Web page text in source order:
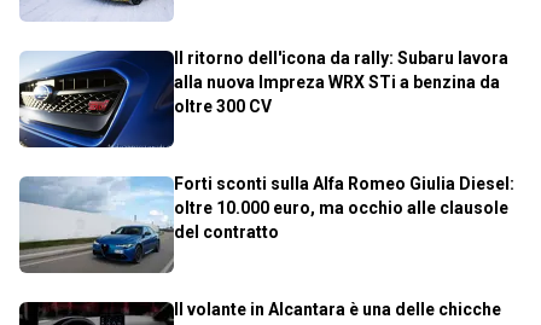
Il ritorno dell'icona da rally: Subaru lavora
alla nuova Impreza WRX STi a benzina da
oltre 300 CV
Forti sconti sulla Alfa Romeo Giulia Diesel:
oltre 10.000 euro, ma occhio alle clausole
del contratto
Il volante in Alcantara è una delle chicche